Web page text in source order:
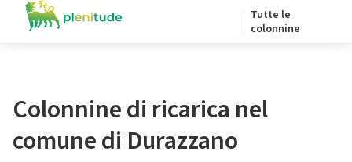
Tutte le
colonnine
Colonnine di ricarica nel
comune di Durazzano